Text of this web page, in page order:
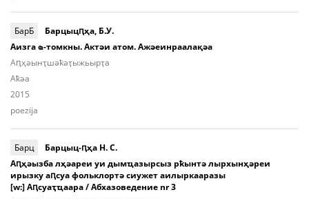
БарБ
Барцыцԥҳа, Б.У.
Аизга ҩ-томкны. Актәи атом. Ажәеинраалақәа
Аԥ­ҳәынҭ­шәҟәҭы­жьыp­ҭа
Aҟәа
2015
poezija
Барц
Барцыц-ԥҳа Н. С.
Аԥҳәызба лҳәареи уи дымҵазырсыз рҟынтә лырхынҳәреи
ирызку аԥсуа фольклортә сиужет аилыркааразы
[w:] Аԥсуаҭҵаара / Абхазоведение nr 3